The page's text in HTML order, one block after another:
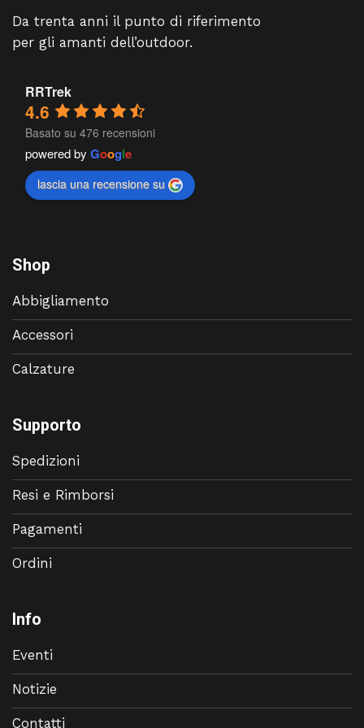
Da trenta anni il punto di riferimento
per gli amanti dell’outdoor.
RRTrek
4.6
Basato su 476 recensioni
powered by Google
lascia una recensione su
Shop
Abbigliamento
Accessori
Calzature
Supporto
Spedizioni
Resi e Rimborsi
Pagamenti
Ordini
Info
Eventi
Notizie
Contatti